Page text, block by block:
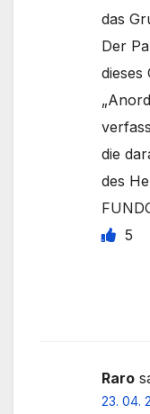
das
Der
dieses
die
des
5
Raro
23. 04.